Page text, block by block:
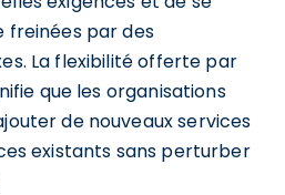
freinées par des
La flexibilité offerte par
que les organisations
de nouveaux services
existants sans perturber